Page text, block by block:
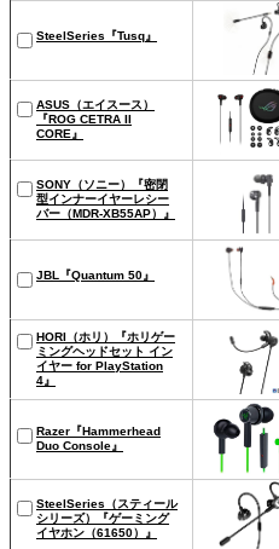
SteelSeries『Tusq』
ASUS（エイスース）
『ROG CETRA II
CORE』
SONY（ソニー）『密閉
型インナーイヤーレシー
バー（MDR-XB55AP）』
JBL『Quantum 50』
HORI（ホリ）『ホリゲー
ミングヘッドセット イン
イヤー for PlayStation
4』
Razer『Hammerhead
Duo Console』
SteelSeries（スティール
シリーズ）『ゲーミング
イヤホン（61650）』